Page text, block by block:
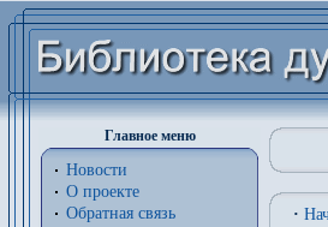
Главное меню
Новости
О проекте
Обратная связь
·